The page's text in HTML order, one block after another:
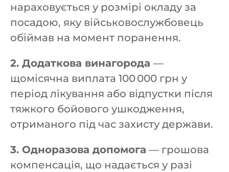
нараховується у розмірі окладу за
посадою, яку військовослужбовець
обіймав на момент поранення.
2. Додаткова винагорода —
щомісячна виплата 100 000 грн у
період лікування або відпустки після
тяжкого бойового ушкодження,
отриманого під час захисту держави.
3. Одноразова допомога — грошова
компенсація, що надається у разі